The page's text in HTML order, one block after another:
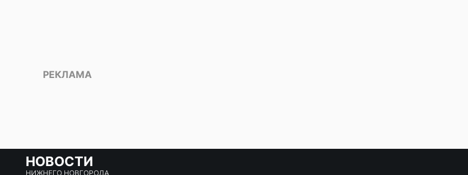
НОВОСТИ
НИЖНЕГО НОВГОРОДА